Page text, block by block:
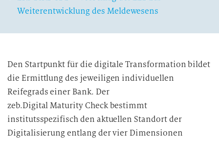
Weiterentwicklung des Meldewesens
Den Startpunkt für die digitale Transformation bildet
die Ermittlung des jeweiligen individuellen
Reifegrads einer Bank. Der
zeb.Digital Maturity Check bestimmt
institutsspezifisch den aktuellen Standort der
Digitalisierung entlang der vier Dimensionen